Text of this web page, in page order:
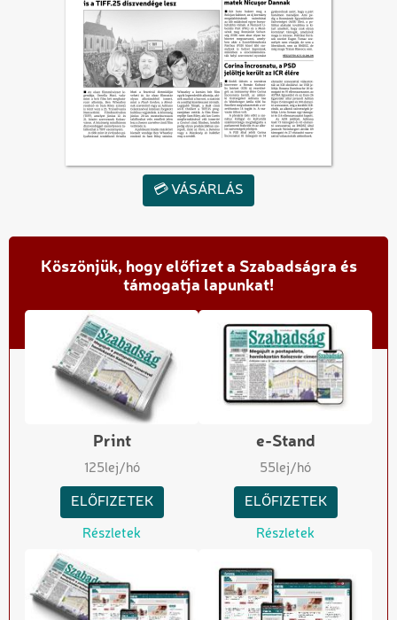
💳 VÁSÁRLÁS
Köszönjük, hogy előfizet a Szabadságra és
támogatja lapunkat!
Print
125lej/hó
ELŐFIZETEK
Részletek
e-Stand
55lej/hó
ELŐFIZETEK
Részletek